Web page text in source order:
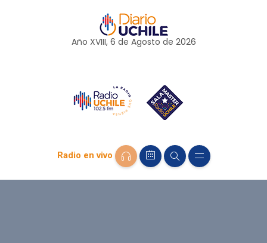
Año XVIII, 6 de Agosto de 2026
Radio en vivo